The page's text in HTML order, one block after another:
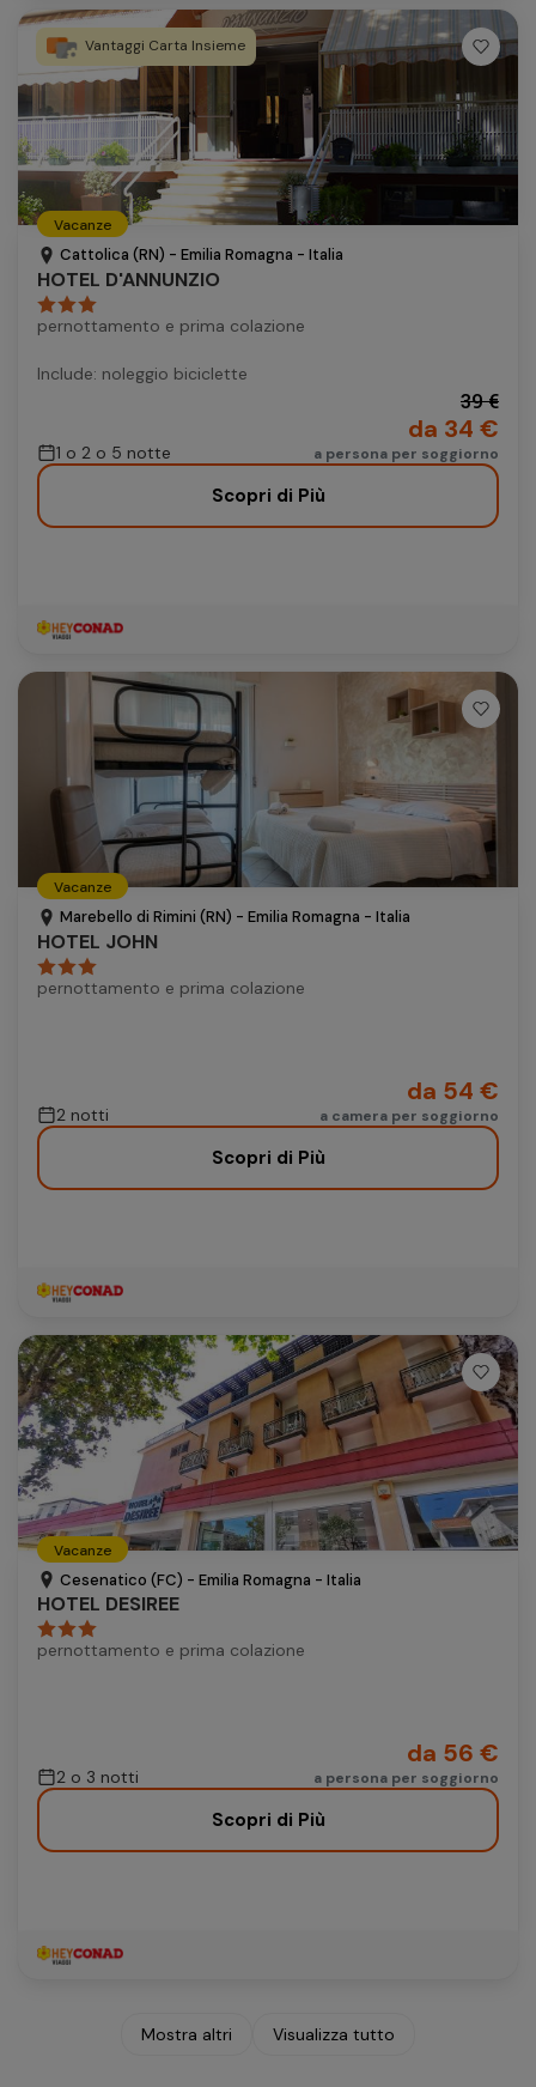
Vantaggi Carta Insieme
Vacanze
Cattolica (RN) - Emilia Romagna - Italia
HOTEL D'ANNUNZIO
pernottamento e prima colazione
Include: noleggio biciclette
1 o 2 o 5 notte
39 €
da 34 €
a persona per soggiorno
Scopri di Più
Vacanze
Marebello di Rimini (RN) - Emilia Romagna - Italia
HOTEL JOHN
pernottamento e prima colazione
2 notti
da 54 €
a camera per soggiorno
Scopri di Più
Vacanze
Cesenatico (FC) - Emilia Romagna - Italia
HOTEL DESIREE
pernottamento e prima colazione
2 o 3 notti
da 56 €
a persona per soggiorno
Scopri di Più
Mostra altri Visualizza tutto